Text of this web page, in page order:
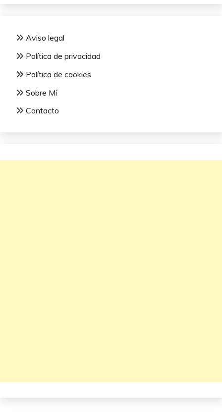
Aviso legal
Política de privacidad
Política de cookies
Sobre Mí
Contacto